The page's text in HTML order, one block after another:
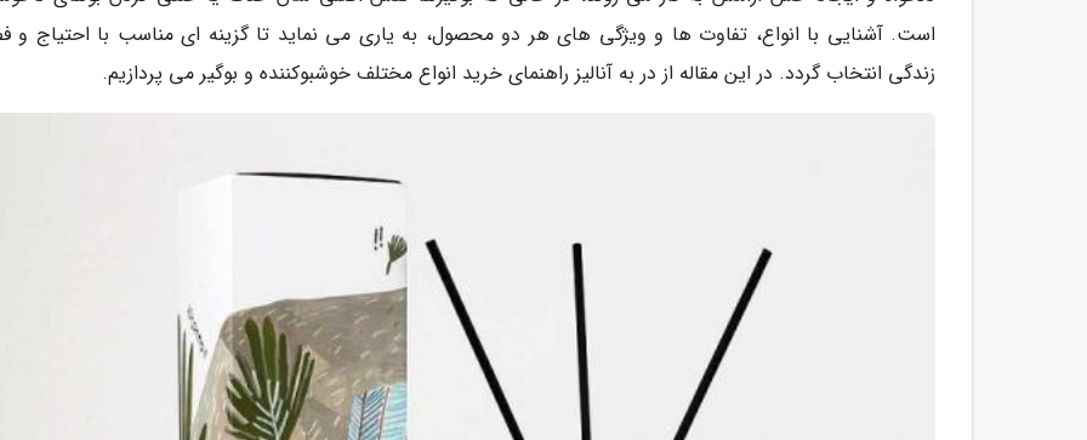
است. آشنایی با انواع، تفاوت ها و ویژگی های هر دو محصول، به یاری می نماید تا گزینه ای مناسب با احتیاج و
زندگی انتخاب گردد. در این مقاله از در به آنالیز راهنمای خرید انواع مختلف خوشبوکننده و بوگیر می پردازیم.